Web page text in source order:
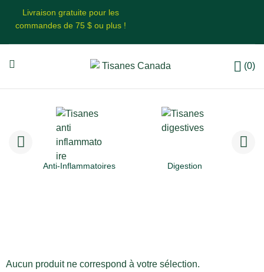
Livraison gratuite pour les
commandes de 75 $ ou plus !
(0)
Anti-Inflammatoires Digestion
Aucun produit ne correspond à votre sélection.